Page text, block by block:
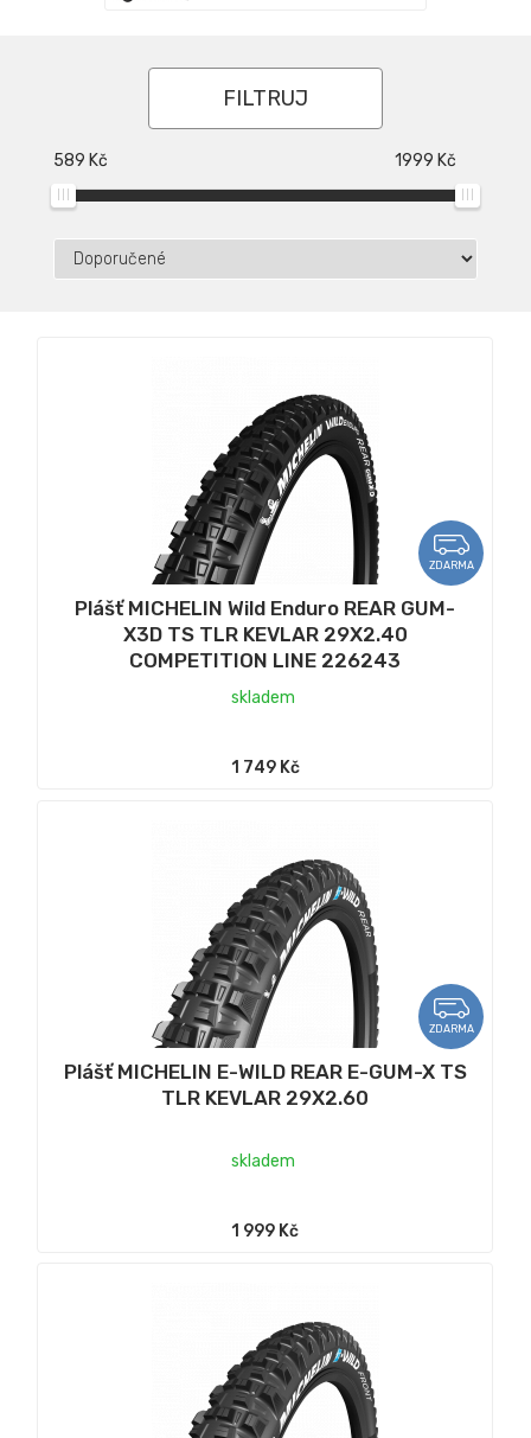
589 Kč 1999 Kč
FILTRUJ
ZDARMA
Plášť MICHELIN Wild Enduro REAR GUM-
X3D TS TLR KEVLAR 29X2.40
COMPETITION LINE 226243
skladem
1 749 Kč
ZDARMA
Plášť MICHELIN E-WILD REAR E-GUM-X TS
TLR KEVLAR 29X2.60
skladem
1 999 Kč